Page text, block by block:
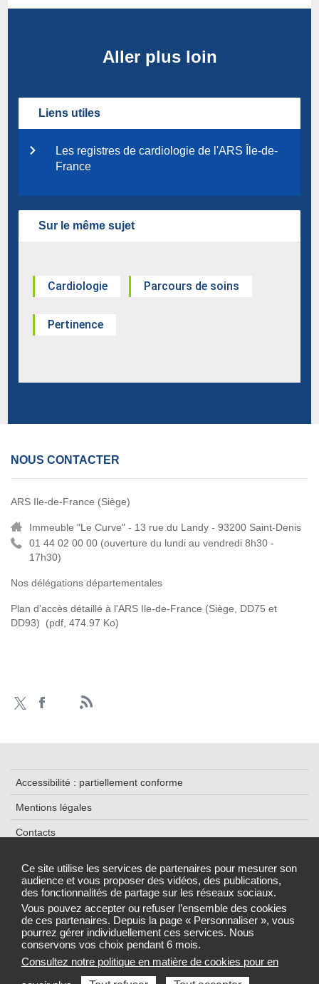
Ce site utilise les services de partenaires pour mesurer son
audience et vous proposer des vidéos, des publications,
des fonctionnalités de partage sur les réseaux sociaux.
Vous pouvez accepter ou refuser l’ensemble des cookies
de ces partenaires. Depuis la page « Personnaliser », vous
pourrez gérer individuellement ces services. Nous
conservons vos choix pendant 6 mois.
Consultez notre politique en matière de cookies pour en
Aller plus loin
Liens utiles
Les registres de cardiologie de l'ARS Île-de-
France
Sur le même sujet
Cardiologie Parcours de soins
Pertinence
NOUS CONTACTER
ARS Ile-de-France (Siège)
Immeuble "Le Curve" - 13 rue du Landy - 93200 Saint-Denis
01 44 02 00 00 (ouverture du lundi au vendredi 8h30 -
17h30)
Nos délégations départementales
Plan d'accès détaillé à l'ARS Ile-de-France (Siège, DD75 et
DD93)
(pdf, 474.97 Ko)
Accessibilité : partiellement conforme
Mentions légales
Contacts
Traitement de données
Gestion des cookies
Sélectionnez une région pour accéder au site de votre Agence